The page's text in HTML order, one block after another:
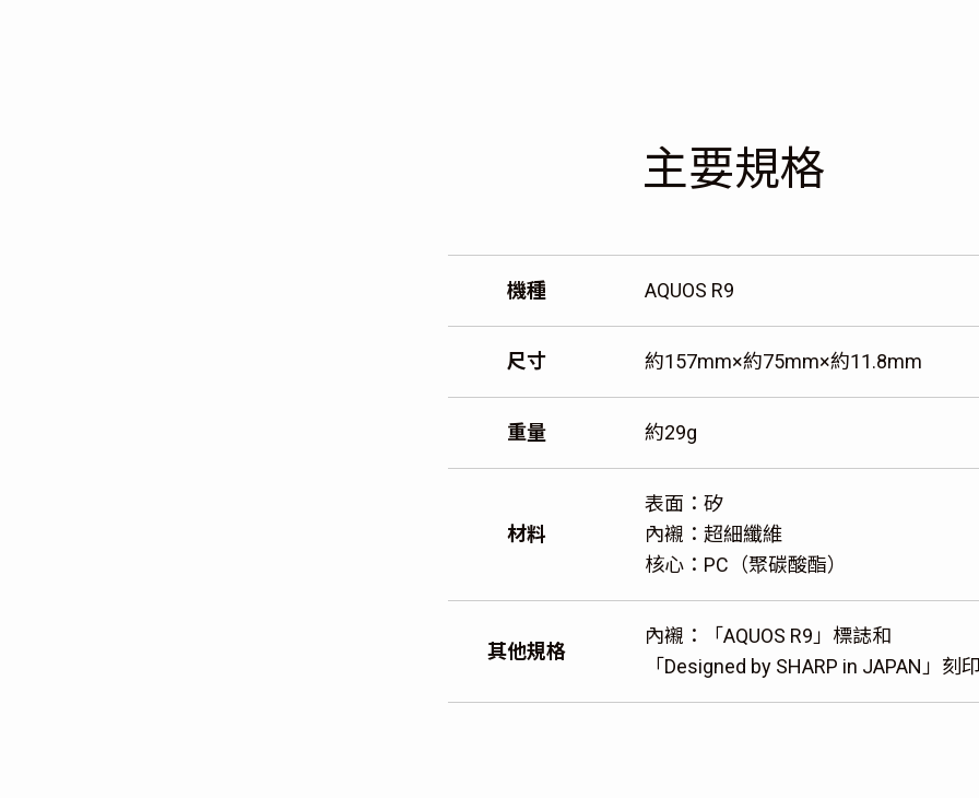
主要規格
機種 AQUOS R9
尺寸 約157mm×約75mm×約11.8mm
重量 約29g
材料
表面：矽
內襯：超細纖維
核心：PC（聚碳酸酯）
其他規格
內襯：「AQUOS R9」標誌和
「Designed by SHARP in JAPAN」刻